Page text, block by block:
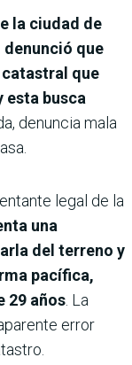
la ciudad de
denunció que
que
esta busca
denuncia mala
legal de la
una
del terreno y
pacífica,
29 años . La
error